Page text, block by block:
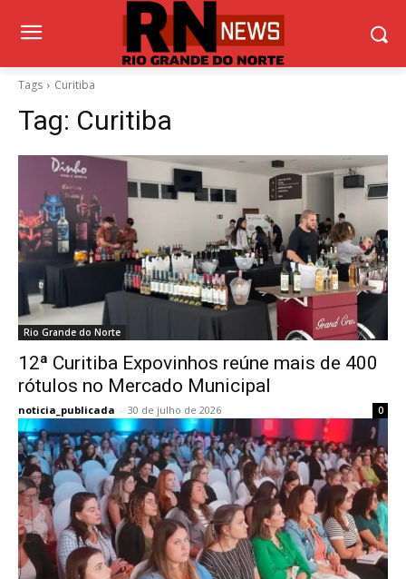
Tags Curitiba
Tag: Curitiba
Rio Grande do Norte
12ª Curitiba Expovinhos reúne mais de 400
rótulos no Mercado Municipal
noticia_publicada - 30 de julho de 2026 0